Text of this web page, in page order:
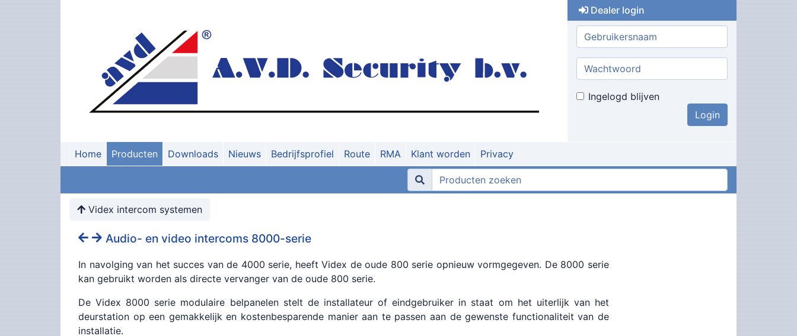
Dealer login
Gebruikersnaam:
Wachtwoord:
Ingelogd blijven
Home Producten Downloads Nieuws Bedrijfsprofiel Route RMA Klant worden Privacy
Videx intercom systemen
Audio- en video intercoms 8000-serie
In navolging van het succes van de 4000 serie, heeft Videx de oude 800 serie opnieuw vormgegeven. De 8000 serie
kan gebruikt worden als directe vervanger van de oude 800 serie.
De Videx 8000 serie modulaire belpanelen stelt de installateur of eindgebruiker in staat om het uiterlijk van het
deurstation op een gemakkelijk en kostenbesparende manier aan te passen aan de gewenste functionaliteit van de
installatie.